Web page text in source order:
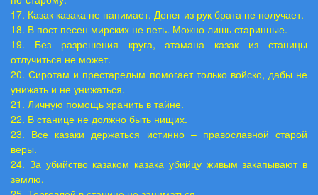
17. Казак казака не нанимает. Денег из рук брата не получает.
18. В пост песен мирских не петь. Можно лишь старинные.
19. Без разрешения круга, атамана казак из станицы
отлучиться не может.
20. Сиротам и престарелым помогает только войско, дабы не
унижать и не унижаться.
21. Личную помощь хранить в тайне.
22. В станице не должно быть нищих.
23. Все казаки держаться истинно – православной старой
веры.
24. За убийство казаком казака убийцу живым закапывают в
землю.